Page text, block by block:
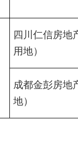
四川仁信房地
用地）
成都金彭房地
地）